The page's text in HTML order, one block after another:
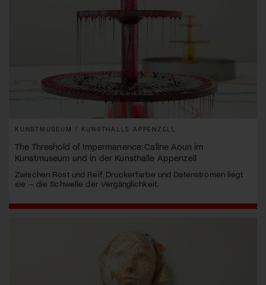
KUNSTMUSEUM / KUNSTHALLE APPENZELL
The Threshold of Impermanence: Caline Aoun im
Kunstmuseum und in der Kunsthalle Appenzell
Zwischen Rost und Reif, Druckerfarbe und Datenströmen liegt
sie – die Schwelle der Vergänglichkeit.